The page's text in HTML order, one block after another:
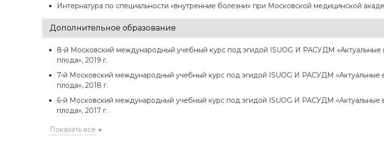
Интернатура по специальности «внутренние болезни» при Московской медицинской
Дополнительное образование
8-й Московский международный учебный курс под эгидой ISUOG И РАСУДМ «Актуальные
плода», 2019 г.
7-й Московский международный учебный курс под эгидой ISUOG И РАСУДМ «Актуальные
плода», 2018 г.
6-й Московский международный учебный курс под эгидой ISUOG И РАСУДМ «Актуальные
плода», 2017 г.
Показать все